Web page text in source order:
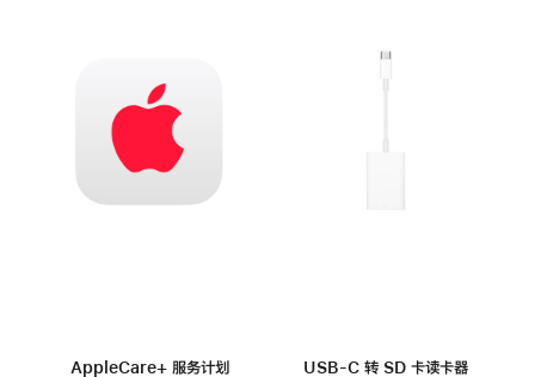
AppleCare+ 服务计划
USB-C 转 SD 卡读卡器